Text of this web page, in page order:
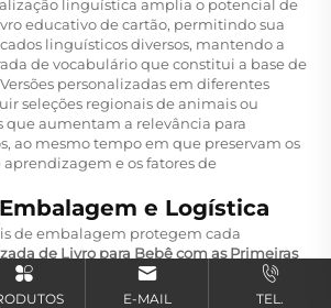
linguística amplia o potencial de
educativo de cartão, permitindo sua
linguísticos diversos, mantendo a
de vocabulário que constitui a base de
personalizadas em diferentes
seleções regionais de animais ou
que aumentam a relevância para
ao mesmo tempo em que preservam os
e os fatores de
e Logística
de embalagem protegem cada
de Livro para Bebê com as Primeiras
Livro Educacional com Capa Dura em
o transporte e armazenamento,
E-MAIL TEL.